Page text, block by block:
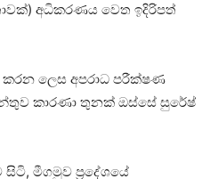
අධිකරණය වෙත ඉදිරිපත්
ලෙස අපරාධ පරීක්ෂණ
කාරණා තුනක් ඔස්සේ සුරේෂ්
මීගමුව ප්‍රදේශයේ